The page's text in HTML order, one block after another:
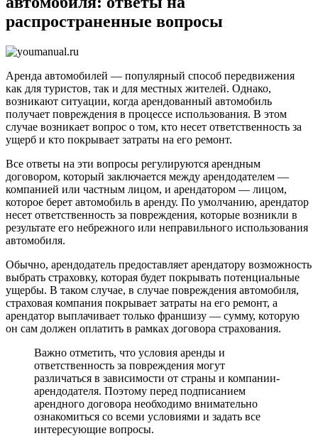
вопросы
распространенные вопросы
Аренда автомобилей — популярный способ передвижения
как для туристов, так и для местных жителей. Однако,
возникают ситуации, когда арендованный автомобиль
получает повреждения в процессе использования. В этом
случае возникает вопрос о том, кто несет ответственность за
ущерб и кто покрывает затраты на его ремонт.
Все ответы на эти вопросы регулируются арендным
договором, который заключается между арендодателем —
компанией или частным лицом, и арендатором — лицом,
которое берет автомобиль в аренду. По умолчанию, арендатор
несет ответственность за повреждения, которые возникли в
результате его небрежного или неправильного использования
автомобиля.
Обычно, арендодатель предоставляет арендатору возможность
выбрать страховку, которая будет покрывать потенциальные
ущербы. В таком случае, в случае повреждения автомобиля,
страховая компания покрывает затраты на его ремонт, а
арендатор выплачивает только франшизу — сумму, которую
он сам должен оплатить в рамках договора страхования.
Важно отметить, что условия аренды и
ответственность за повреждения могут
различаться в зависимости от страны и компании-
арендодателя. Поэтому перед подписанием
арендного договора необходимо внимательно
ознакомиться со всеми условиями и задать все
интересующие вопросы.